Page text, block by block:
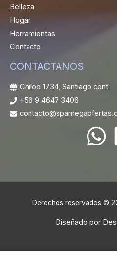
Belleza
Hogar
Herramientas
Contacto
CONTACTANOS
Chiloe 1734, Santiago cent
+56 9 4647 3406
contacto@spamegaofertas.cl
Derechos reservados ©
Diseñado por